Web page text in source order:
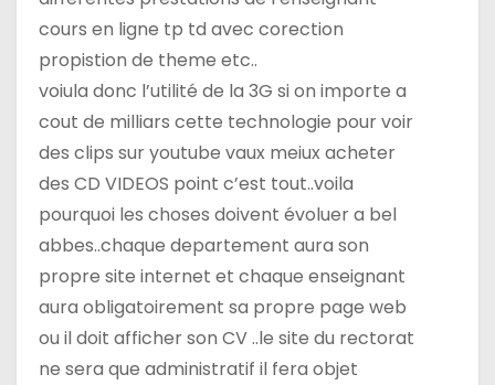
cours en ligne tp td avec corection
propistion de theme etc..
voiula donc l’utilité de la 3G si on importe a
cout de milliars cette technologie pour voir
des clips sur youtube vaux meiux acheter
des CD VIDEOS point c’est tout..voila
pourquoi les choses doivent évoluer a bel
abbes..chaque departement aura son
propre site internet et chaque enseignant
aura obligatoirement sa propre page web
ou il doit afficher son CV ..le site du rectorat
ne sera que administratif il fera objet